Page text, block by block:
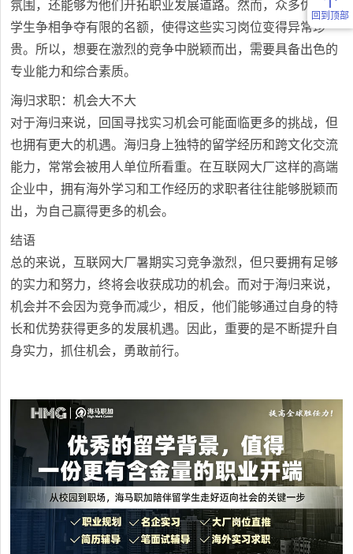
氛围，还能够为他们开拓职业发展道路。然而，众多优秀的
学生争相争夺有限的名额，使得这些实习岗位变得异常珍
贵。所以，想要在激烈的竞争中脱颖而出，需要具备出色的
专业能力和综合素质。
海归求职：机会大不大
对于海归来说，回国寻找实习机会可能面临更多的挑战，但
也拥有更大的机遇。海归身上独特的留学经历和跨文化交流
能力，常常会被用人单位所看重。在互联网大厂这样的高端
企业中，拥有海外学习和工作经历的求职者往往能够脱颖而
出，为自己赢得更多的机会。
结语
总的来说，互联网大厂暑期实习竞争激烈，但只要拥有足够
的实力和努力，终将会收获成功的机会。而对于海归来说，
机会并不会因为竞争而减少，相反，他们能够通过自身的特
长和优势获得更多的发展机遇。因此，重要的是不断提升自
身实力，抓住机会，勇敢前行。
回到顶部